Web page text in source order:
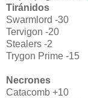
Tiránidos
Swarmlord -30
Tervigon -20
Stealers -2
Trygon Prime -15
Necrones
Catacomb +10